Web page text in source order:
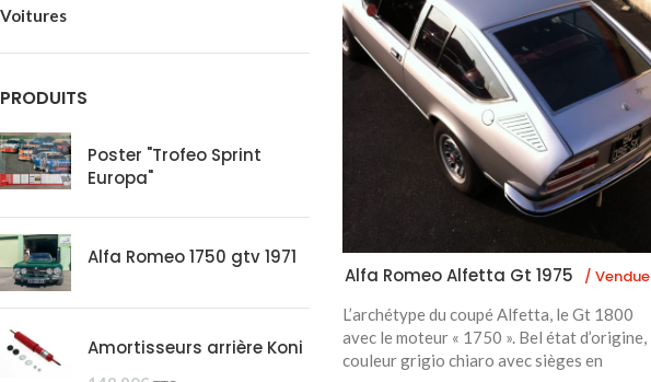
Voitures
PRODUITS
Poster "Trofeo Sprint
Europa"
Alfa Romeo 1750 gtv 1971
Amortisseurs arrière Koni
Alfa Romeo Alfetta Gt 1975 / Vendue
L’archétype du coupé Alfetta, le Gt 1800
avec le moteur « 1750 ». Bel état d’origine,
couleur grigio chiaro avec sièges en